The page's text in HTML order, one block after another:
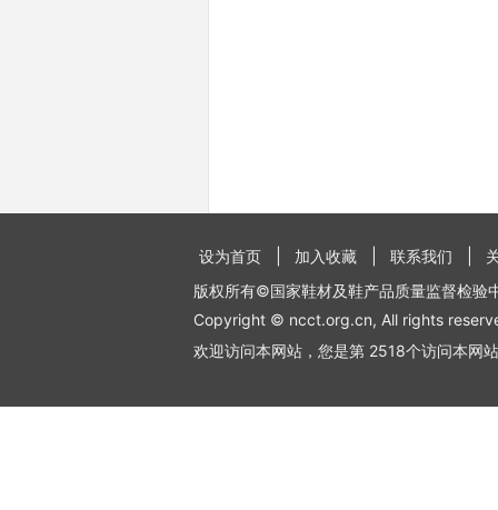
设为首页 加入收藏 联系我们
版权所有©国家鞋材及鞋产品质量监督检验
Copyright © ncct.org.cn, All rights
欢迎访问本网站，您是第 2518个访问本网